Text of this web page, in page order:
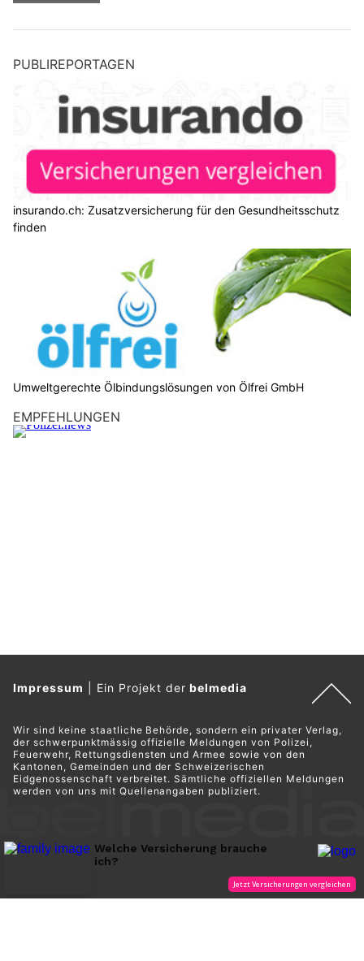
PUBLIREPORTAGEN
insurando.ch: Zusatzversicherung für den Gesundheitsschutz
finden
Umweltgerechte Ölbindungslösungen von Ölfrei GmbH
EMPFEHLUNGEN
Impressum Ein Projekt derbelmedia
Wir sind keine staatliche Behörde, sondern ein privater Verlag,
der schwerpunktmässig offizielle Meldungen von Polizei,
Feuerwehr, Rettungsdiensten und Armee sowie von den
Kantonen, Gemeinden und der Schweizerischen
Eidgenossenschaft verbreitet. Sämtliche offiziellen Meldungen
werden von uns mit Quellenangaben publiziert.